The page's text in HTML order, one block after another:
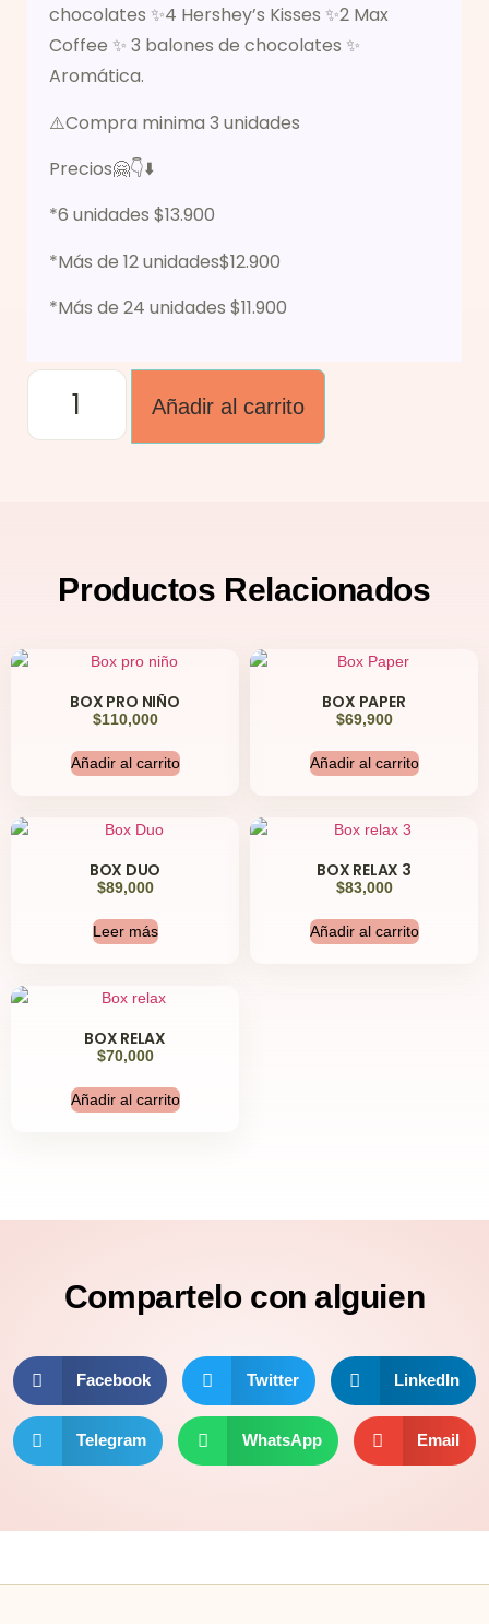
chocolates ✨4 Hershey’s Kisses ✨2 Max
Coffee ✨ 3 balones de chocolates ✨
Aromática.
⚠️Compra minima 3 unidades
Precios🤗👇⬇️
*6 unidades $13.900
*Más de 12 unidades$12.900
*Más de 24 unidades $11.900
Añadir al carrito
Productos Relacionados
BOX PRO NIÑO
$110,000
Añadir al carrito
BOX PAPER
$69,900
Añadir al carrito
BOX DUO
$89,000
Leer más
BOX RELAX 3
$83,000
Añadir al carrito
BOX RELAX
$70,000
Añadir al carrito
Compartelo con alguien
Facebook Twitter LinkedIn
Telegram WhatsApp Email